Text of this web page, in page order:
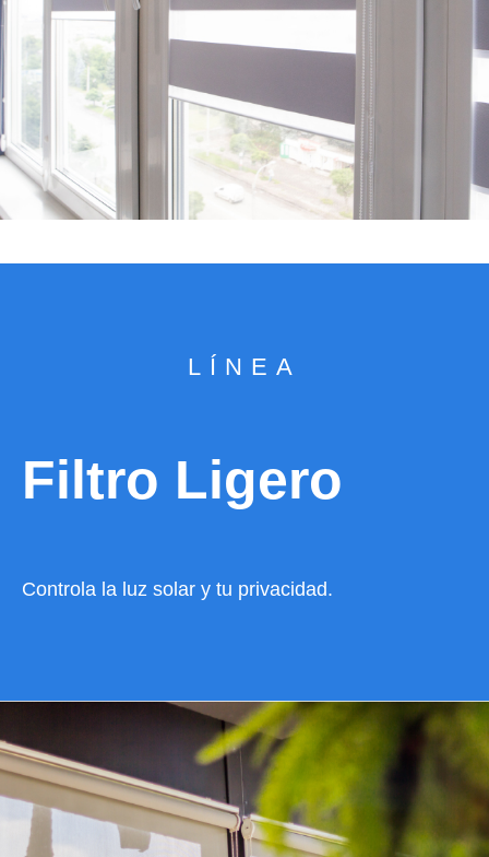
LÍNEA
Filtro Ligero
Controla la luz solar y tu privacidad.